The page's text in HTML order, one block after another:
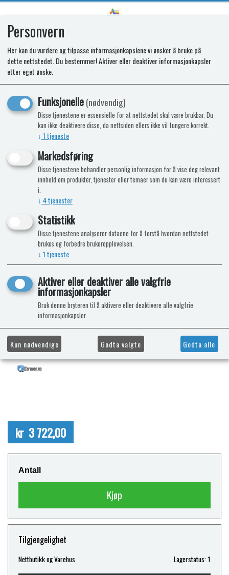
SPARES KIT-HEAT SHIELD
RECT.525x220x4mm ANGLED 5pc
kr 3 722,00
Antall
Kjøp
Tilgjengelighet
Nettbutikk og Varehus Lagerstatus: 1
Personvern
Her kan du vurdere og tilpasse informasjonkapslene vi ønsker å bruke på
dette nettstedet. Du bestemmer! Aktiver eller deaktiver informasjonkapsler
etter eget ønske.
Funksjonelle(nødvendig)
Disse tjenestene er essensielle for at nettstedet skal være brukbar. Du
kan ikke deaktivere disse, da nettsiden ellers ikke vil fungere korrekt.
↓ 1tjeneste
Markedsføring
Disse tjenestene behandler personlig informasjon for å vise deg relevant
innhold om produkter, tjenester eller temaer som du kan være interessert
i.
↓ 4tjenester
Statistikk
Disse tjenestene analyserer dataene for å forstå hvordan nettstedet
brukes og forbedre brukeropplevelsen.
↓ 1tjeneste
Aktiver eller deaktiver alle valgfrie
informasjonkapsler
Bruk denne bryteren til å aktivere eller deaktivere alle valgfrie
informasjonkapsler.
Kun nødvendige Godta valgte Godta alle